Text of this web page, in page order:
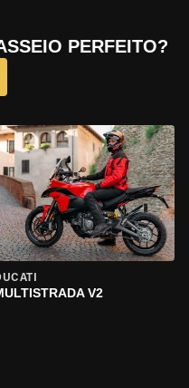
PERFEITO?
V2